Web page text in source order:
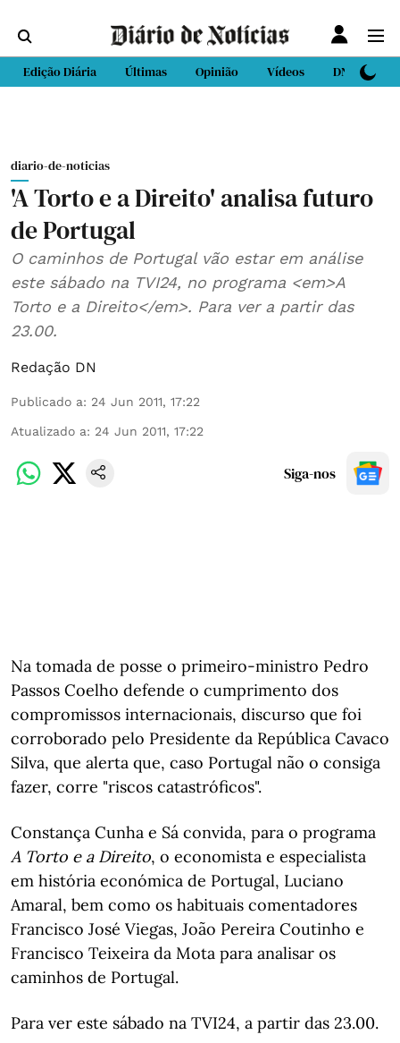
Edição Diária Últimas Opinião Vídeos DN Sport
diario-de-noticias
'A Torto e a Direito' analisa futuro
de Portugal
O caminhos de Portugal vão estar em análise
este sábado na TVI24, no programa <em>A
Torto e a Direito</em>. Para ver a partir das
23.00.
Redação DN
Publicado a: 24 Jun 2011, 17:22
Atualizado a: 24 Jun 2011, 17:22
Siga-nos
Na tomada de posse o primeiro-ministro Pedro
Passos Coelho defende o cumprimento dos
compromissos internacionais, discurso que foi
corroborado pelo Presidente da República Cavaco
Silva, que alerta que, caso Portugal não o consiga
fazer, corre "riscos catastróficos".
Constança Cunha e Sá convida, para o programa
A Torto e a Direito, o economista e especialista
em história económica de Portugal, Luciano
Amaral, bem como os habituais comentadores
Francisco José Viegas, João Pereira Coutinho e
Francisco Teixeira da Mota para analisar os
caminhos de Portugal.
Para ver este sábado na TVI24, a partir das 23.00.